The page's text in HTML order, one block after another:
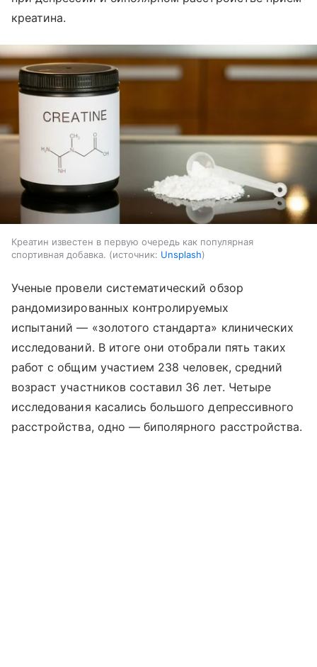
креатина.
Креатин известен в первую очередь как популярная
спортивная добавка.
источник: Unsplash
Ученые провели систематический обзор
рандомизированных контролируемых
испытаний — «золотого стандарта» клинических
исследований. В итоге они отобрали пять таких
работ с общим участием 238 человек, средний
возраст участников составил 36 лет. Четыре
исследования касались большого депрессивного
расстройства, одно — биполярного расстройства.